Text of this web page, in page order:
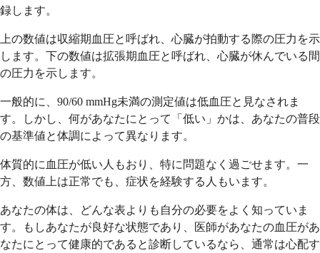
録します。
上の数値は収縮期血圧と呼ばれ、心臓が拍動する際の圧力を示
します。下の数値は拡張期血圧と呼ばれ、心臓が休んでいる間
の圧力を示します。
一般的に、90/60 mmHg未満の測定値は低血圧と見なされま
す。しかし、何があなたにとって「低い」かは、あなたの普段
の基準値と体調によって異なります。
体質的に血圧が低い人もおり、特に問題なく過ごせます。一
方、数値上は正常でも、症状を経験する人もいます。
あなたの体は、どんな表よりも自分の必要をよく知っていま
す。もしあなたが良好な状態であり、医師があなたの血圧があ
なたにとって健康的であると診断しているなら、通常は心配す